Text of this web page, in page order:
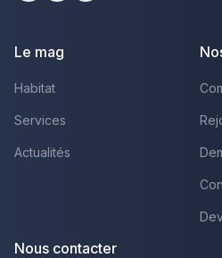
Le mag
Habitat
Services
Actualités
Nous contacter